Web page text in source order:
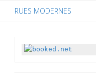
RUES MODERNES